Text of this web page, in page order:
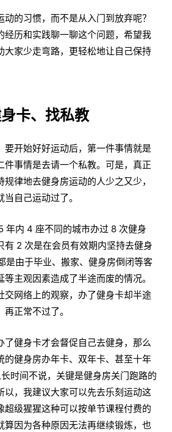
的习惯，而不是从入门到放弃呢？
经历和实践聊一聊这个问题，希望我
大家少走弯路，更轻松地让自己保持
卡、找私教
要开始好好运动后，第一件事情就是
件事情是去请一个私教。可是，真正
律地去健身房运动的人少之又少，
自己运动过了。
年内 4 座不同的城市办过 8 次健身
有 2 次是在会员有效期内坚持去健身
是由于毕业、搬家、健身房倒闭等客
主观因素造成了半途而废的情况。
交网络上的观察，办了健身卡却半途
正常不过了。
了健身卡才会督促自己去健身，那么
的健身房办年卡、双年卡、甚至十年
时间不说，关键是健身房关门跑路的
以，我建议大家可以先去乐刻运动这
超级猩猩这种可以按单节课程付费的
算因为各种原因无法再继续锻炼，也